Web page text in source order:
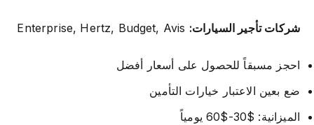
شركات تأجير السيارات:
احجز مسبقاً للحصول على أسعار أفضل
ضع بعين الاعتبار خيارات التأمين
الميزانية: $30-$60 يومياً